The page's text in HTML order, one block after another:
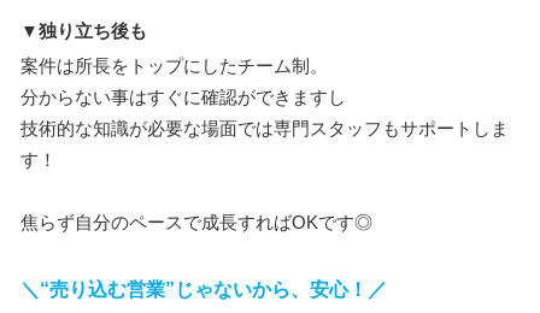
▼独り立ち後も
案件は所長をトップにしたチーム制。
分からない事はすぐに確認ができますし
技術的な知識が必要な場面では専門スタッフもサポートしま
す！
焦らず自分のペースで成長すればOKです◎
＼“売り込む営業”じゃないから、安心！／